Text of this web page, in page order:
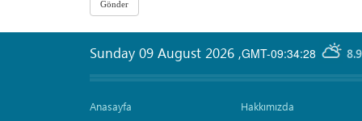
GMT-09:34:28
Sunday 09 August 2026 ,
Anasayfa Hakkımızda